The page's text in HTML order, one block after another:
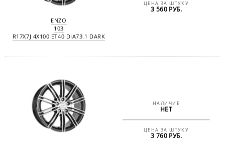
ENZO
103
R17X7J 4X100 ET40 DIA73.1 DARK
ЦЕНА ЗА ШТУКУ
3 560 РУБ.
НАЛИЧИЕ
НЕТ
ЦЕНА ЗА ШТУКУ
3 760 РУБ.